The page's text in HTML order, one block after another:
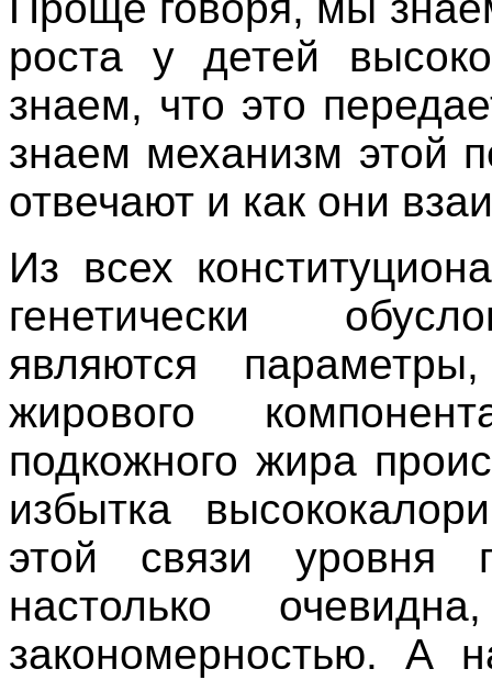
роста у детей
знаем, что это
знаем механизм этой
отвечают и как они
Из всех
генетически
являются
жирового
подкожного жира
избытка
этой связи уровня
настолько
закономерностью. А